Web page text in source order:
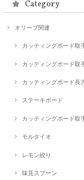
Category
オリーブ関連
カッティングボード取
カッティングボード取
カッティングボード長
ステーキボード
カッティングボード取
モルタイオ
レモン絞り
味見スプーン